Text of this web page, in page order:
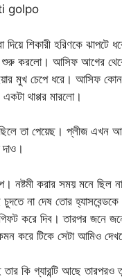
golpo
দিয়ে শিকারী হরিণকে ঝাপটে
শুরু করলো। আসিফ আগের
মুখ চেপে ধরে। আসিফ কোন
থাপ্পর মারলো।
তা পেয়েছ। প্লীজ এখন
নষ্টমী করার সময় মনে ছিল
চুদতে না দেষ তোর
করে দিব। তারপর জনে
করে টিকে সেটা আমিও
কি গ্যারন্টি আছে তারপরও